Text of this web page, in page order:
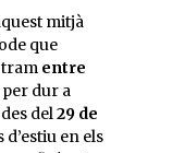
que
tram entre
per dur a
del29 de
d’estiu en els